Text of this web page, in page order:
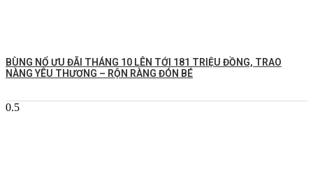
BÙNG NỔ ƯU ĐÃI THÁNG 10 LÊN TỚI 181 TRIỆU ĐỒNG, TRAO
NÀNG YÊU THƯƠNG – RỘN RÀNG ĐÓN BÉ